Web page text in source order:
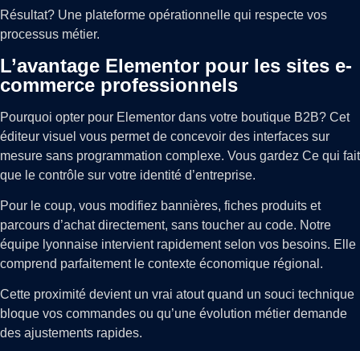
Résultat? Une plateforme opérationnelle qui respecte vos
processus métier.
L’avantage Elementor pour les sites e-
commerce professionnels
Pourquoi opter pour Elementor dans votre boutique B2B? Cet
éditeur visuel vous permet de concevoir des interfaces sur
mesure sans programmation complexe. Vous gardez Ce qui fait
que le contrôle sur votre identité d’entreprise.
Pour le coup, vous modifiez bannières, fiches produits et
parcours d’achat directement, sans toucher au code. Notre
équipe lyonnaise intervient rapidement selon vos besoins. Elle
comprend parfaitement le contexte économique régional.
Cette proximité devient un vrai atout quand un souci technique
bloque vos commandes ou qu’une évolution métier demande
des ajustements rapides.